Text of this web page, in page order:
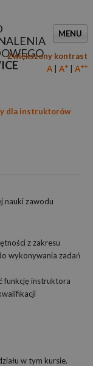
MENU
Zwiększony kontrast
A
A+ A++
dla instruktorów
nauki zawodu
z zakresu
wykonywania zadań
funkcję instruktora
w tym kursie.